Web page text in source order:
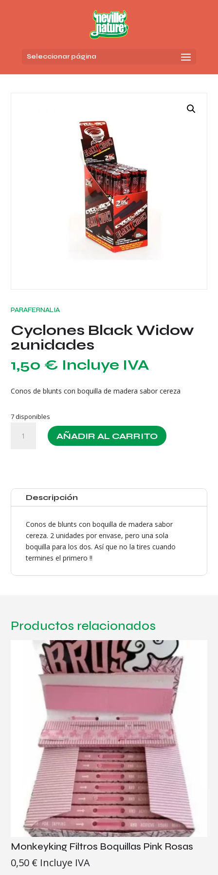
Seleccionar página
PARAFERNALIA
Cyclones Black Widow
2unidades
1,50 € Incluye IVA
Conos de blunts con boquilla de madera sabor cereza
7 disponibles
Black
AÑADIR AL CARRITO
Descripción
Conos de blunts con boquilla de madera sabor
cereza. 2 unidades por envase, pero una sola
boquilla para los dos. Así que no la tires cuando
termines el primero !!
Productos relacionados
Monkeyking Filtros Boquillas Pink Rosas
0,50 € Incluye IVA